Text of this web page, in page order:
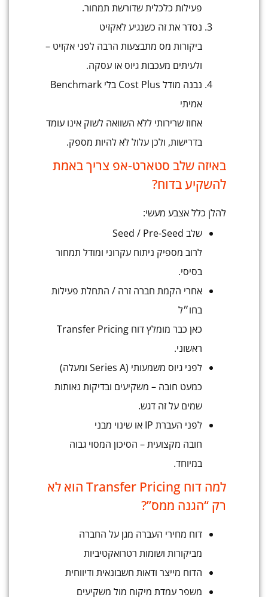
פעילות כלכלית שדורשת תמחור.
נסדר את זה כשנגיע לאקזיט
ביקורות מס מתבצעות הרבה לפני אקזיט –
ולעיתים מעכבות גיוס או עסקה.
נבנה מודל Cost Plus בלי Benchmark
אמיתי
אחוז שרירותי ללא השוואה לשוק אינו עומד
בדרישות, ולכן עלול לא להיות מספק.
באיזה שלב סטארט-אפ צריך באמת
להשקיע בדוח?
להלן כלל אצבע מעשי:
שלב Seed / Pre-Seed
לרוב מספיק ניתוח עקרוני ומודל תמחור
בסיסי.
אחרי הקמת חברה זרה / התחלת פעילות
בחו״ל
כאן כבר מומלץ דוח Transfer Pricing
ראשוני.
לפני גיוס משמעותי (Series A ומעלה)
כמעט חובה – משקיעים ובדיקות נאותות
שמים על זה דגש.
לפני העברת IP או שינוי מבני
חובה מקצועית – הסיכון המסוי גבוה
במיוחד.
למה דוח Transfer Pricing הוא לא
רק “הגנה ממס”?
דוח מחירי העברה מגן על החברה
מביקורות ושומות רטרואקטיביות
הדוח מייצר ודאות חשבונאית ודיווחית
משפר עמדת מיקוח מול משקיעים